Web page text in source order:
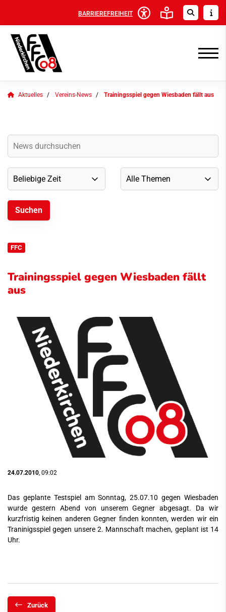
BARRIEREFREIHEIT
Aktuelles Vereins-News Trainingsspiel gegen Wiesbaden fällt aus
FFC
Trainingsspiel gegen Wiesbaden fällt
aus
24.07.2010 , 09:02
Das geplante Testspiel am Sonntag, 25.07.10 gegen Wiesbaden
wurde gestern Abend von unserem Gegner abgesagt. Da wir
kurzfristig keinen anderen Gegner finden konnten, werden wir ein
Traninigsspiel gegen unsere 2. Mannschaft machen, geplant ist 14
Uhr.
Zurück